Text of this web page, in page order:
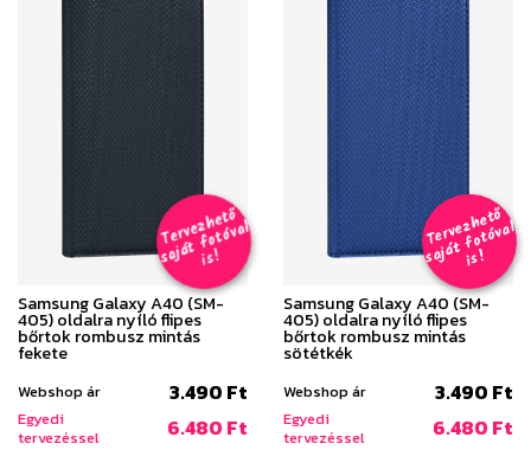
T
er
v
e
z
h
e
t
ő
s
aj
á
t
f
o
t
ó
v
al
i
s
!
Samsung Galaxy A40 (SM-
405) oldalra nyíló flipes
bőrtok rombusz mintás
fekete
Webshop ár 3.490 Ft
Egyedi
tervezéssel
6.480 Ft
T
er
v
e
z
h
e
t
ő
s
aj
á
t
f
o
t
ó
v
al
i
s
!
Samsung Galaxy A40 (SM-
405) oldalra nyíló flipes
bőrtok rombusz mintás
sötétkék
Webshop ár 3.490 Ft
Egyedi
tervezéssel
6.480 Ft